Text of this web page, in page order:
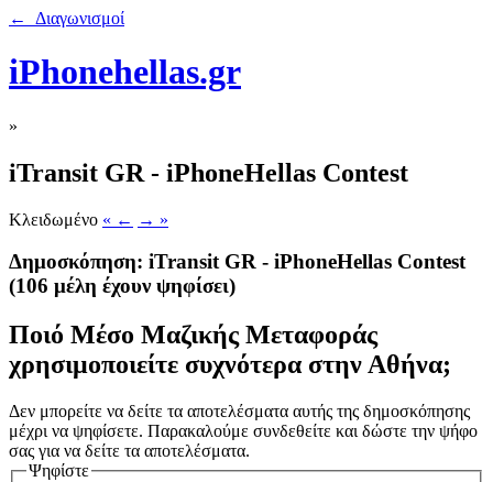
← Διαγωνισμοί
iPhonehellas.gr
»
iTransit GR - iPhoneHellas Contest
Κλειδωμένο « ← → »
Δημοσκόπηση: iTransit GR - iPhoneHellas Contest
(106 μέλη έχουν ψηφίσει)
Ποιό Μέσο Μαζικής Μεταφοράς
χρησιμοποιείτε συχνότερα στην Αθήνα;
Δεν μπορείτε να δείτε τα αποτελέσματα αυτής της δημοσκόπησης
μέχρι να ψηφίσετε. Παρακαλούμε συνδεθείτε και δώστε την ψήφο
σας για να δείτε τα αποτελέσματα.
Ψηφίστε